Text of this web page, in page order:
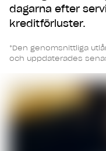
dagarna efter
kreditförluster.
*Den genomsnittliga
och uppdaterades